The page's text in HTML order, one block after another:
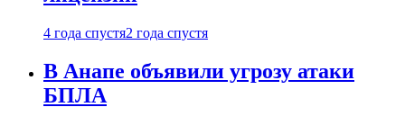
4 года спустя2 года спустя
В Анапе объявили угрозу атаки
БПЛА